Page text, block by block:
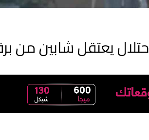
يعتقل شابين من